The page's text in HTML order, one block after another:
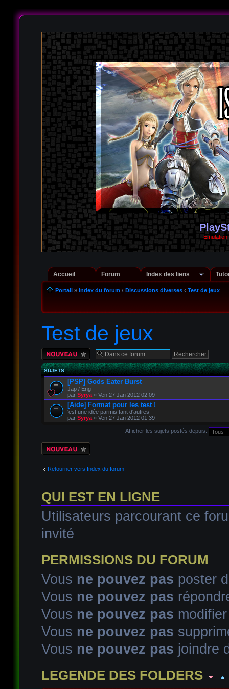
Accueil Forum Index des liens
Portail» Index du forum ‹ Discussions diverses ‹ Test de jeux
Test de jeux
Écrire un nouveau
sujet
SUJETS
[PSP] Gods Eater Burst
Jap / Eng
par Syrya» Ven 27 Jan 2012 02:09
[Aide] Format pour les test !
'est une idée parmis tant d'autres
par Syrya» Ven 27 Jan 2012 01:39
Afficher les sujets postés depuis:
Écrire un nouveau
sujet
Retourner vers Index du forum
QUI EST EN LIGNE
Utilisateurs parcourant ce
invité
PERMISSIONS DU FORUM
Vous ne pouvez pas poster
Vous ne pouvez pas
Vous ne pouvez pas
Vous ne pouvez pas
Vous ne pouvez pas joindre
LEGENDE DES FOLDERS